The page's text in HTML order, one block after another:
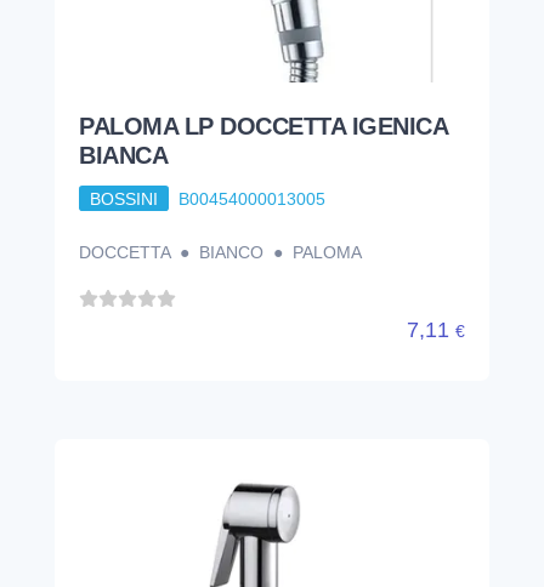
PALOMA LP DOCCETTA IGENICA
BIANCA
BOSSINI B00454000013005
DOCCETTA ● BIANCO ● PALOMA
7,11 €